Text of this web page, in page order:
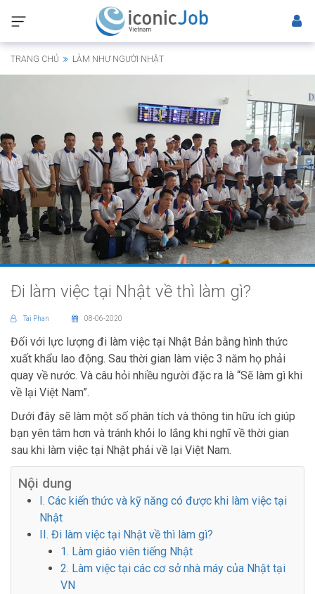
TRANG CHỦ LÀM NHƯ NGƯỜI NHẬT
Đi làm việc tại Nhật về thì làm gì?
Tai Phan 08-06-2020
Đối với lực lượng đi làm việc tại Nhật Bản bằng hình thức
xuất khẩu lao động. Sau thời gian làm việc 3 năm họ phải
quay về nước. Và câu hỏi nhiều người đặc ra là “Sẽ làm gì khi
về lại Việt Nam”.
Dưới đây sẽ làm một số phân tích và thông tin hữu ích giúp
bạn yên tâm hơn và tránh khỏi lo lắng khi nghĩ về thời gian
sau khi làm việc tại Nhật phải về lại Việt Nam.
Nội dung
I. Các kiến thức và kỹ năng có được khi làm việc tại
Nhật
II. Đi làm việc tại Nhật về thì làm gì?
1. Làm giáo viên tiếng Nhật
2. Làm việc tại các cơ sở nhà máy của Nhật tại
VN